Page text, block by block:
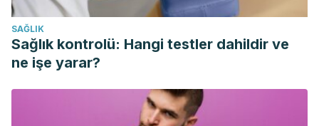
SAĞLIK
Sağlık kontrolü: Hangi testler dahildir ve
ne işe yarar?